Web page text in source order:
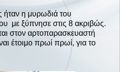
η μυρωδιά του
με ξύπνησε στις 8 ακριβώς.
στον αρτοπαρασκευαστή
έτοιμο πρωί πρωί, για το